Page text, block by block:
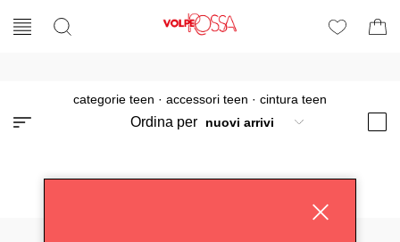
categorie teen · accessori teen · cintura teen
Ordina per